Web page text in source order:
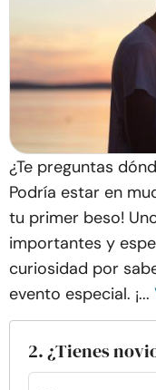
¿Te preguntas
Podría estar en
tu primer beso!
importantes y
curiosidad por
evento especial. ¡...
2. ¿Tienes